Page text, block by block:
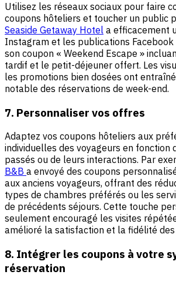
Utilisez les réseaux sociaux pour faire
coupons hôteliers et toucher un public
Seaside Getaway Hotel a efficacement
Instagram et les publications
son coupon « Weekend Escape »
tardif et le petit-déjeuner offert. Les
les promotions bien dosées ont
notable des réservations de week-end.
7. Personnaliser vos offres
Adaptez vos coupons hôteliers aux
individuelles des voyageurs en fonction
passés ou de leurs interactions. Par
B&B a envoyé des coupons
aux anciens voyageurs, offrant des
types de chambres préférés ou les
de précédents séjours. Cette touche
seulement encouragé les visites
amélioré la satisfaction et la fidélité des
8. Intégrer les coupons à votre
réservation